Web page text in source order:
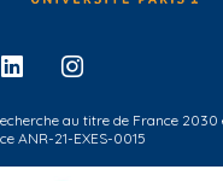
au titre de France
ANR-21-EXES-0015